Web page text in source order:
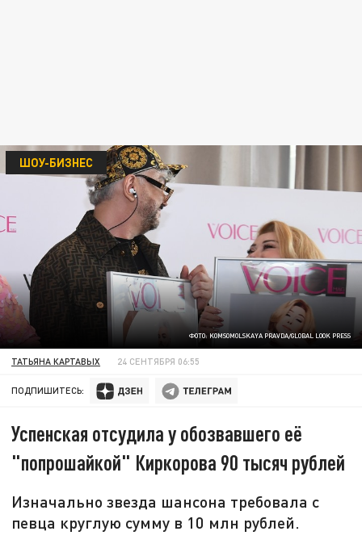
ФОТО: KOMSOMOLSKAYA PRAVDA/GLOBAL LOOK PRESS
ШОУ-БИЗНЕС
ТАТЬЯНА КАРТАВЫХ 24 СЕНТЯБРЯ 06:55
ПОДПИШИТЕСЬ:
Успенская отсудила у обозвавшего её
"попрошайкой" Киркорова 90 тысяч рублей
Изначально звезда шансона требовала с
певца круглую сумму в 10 млн рублей.